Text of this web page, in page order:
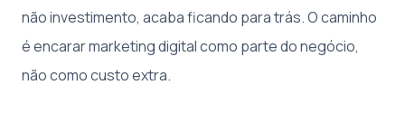
não investimento, acaba ficando para trás. O caminho
é encarar marketing digital como parte do negócio,
não como custo extra.